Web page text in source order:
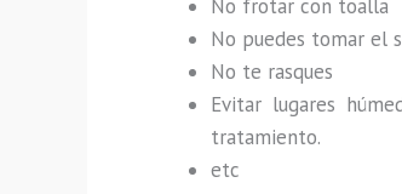
No frotar con toalla
No puedes tomar el
No te rasques
Evitar lugares
tratamiento.
etc